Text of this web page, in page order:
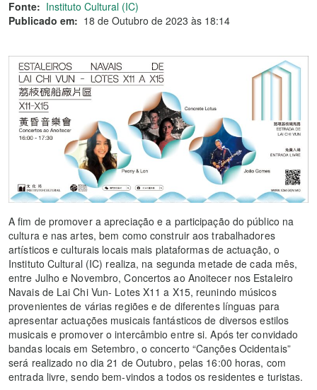
Fonte: Instituto Cultural (IC)
Publicado em: 18 de Outubro de 2023 às 18:14
A fim de promover a apreciação e a participação do público na
cultura e nas artes, bem como construir aos trabalhadores
artísticos e culturais locais mais plataformas de actuação, o
Instituto Cultural (IC) realiza, na segunda metade de cada mês,
entre Julho e Novembro, Concertos ao Anoitecer nos Estaleiro
Navais de Lai Chi Vun- Lotes X11 a X15, reunindo músicos
provenientes de várias regiões e de diferentes línguas para
apresentar actuações musicais fantásticos de diversos estilos
musicais e promover o intercâmbio entre si. Após ter convidado
bandas locais em Setembro, o concerto “Canções Ocidentais”
será realizado no dia 21 de Outubro, pelas 16:00 horas, com
entrada livre, sendo bem-vindos a todos os residentes e turistas.